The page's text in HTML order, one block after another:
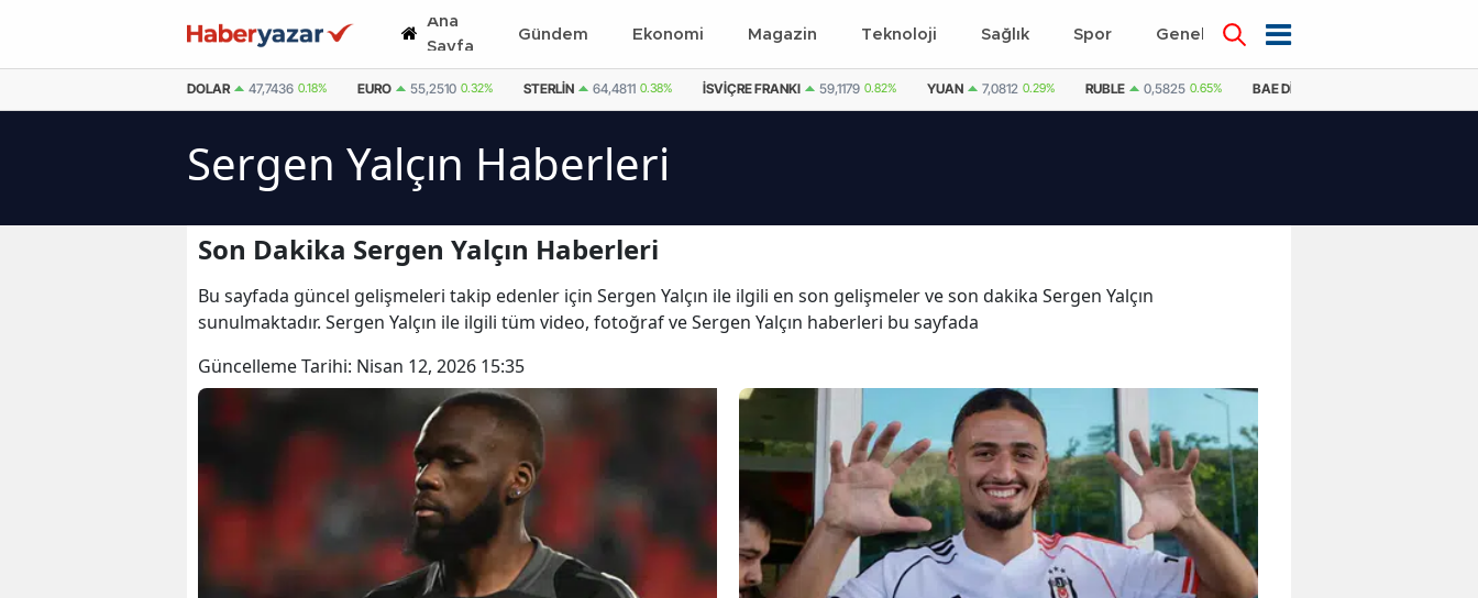
Ana
Sayfa
Gündem Ekonomi Magazin Teknoloji Sağlık Spor Genel Dünya
DOLAR 47,7436 0.18% EURO 55,2510 0.32% STERLIN 64,4811 0.38% İSVIÇRE FRANKI 59,1179 0.82% YUAN 7,0812 0.29% RUBLE 0,5825 0.65% BAE DIRHEMI
Sergen Yalçın Haberleri
Son Dakika Sergen Yalçın Haberleri
Bu sayfada güncel gelişmeleri takip edenler için Sergen Yalçın ile ilgili en son gelişmeler ve son dakika Sergen Yalçın
sunulmaktadır. Sergen Yalçın ile ilgili tüm video, fotoğraf ve Sergen Yalçın haberleri bu sayfada
Güncelleme Tarihi: Nisan 12, 2026 15:35